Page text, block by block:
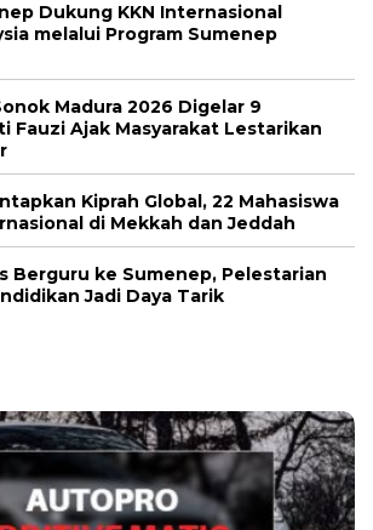
Dukung KKN Internasional
melalui Program Sumenep
Madura 2026 Digelar 9
Fauzi Ajak Masyarakat Lestarikan
Kiprah Global, 22 Mahasiswa
di Mekkah dan Jeddah
Berguru ke Sumenep, Pelestarian
Jadi Daya Tarik